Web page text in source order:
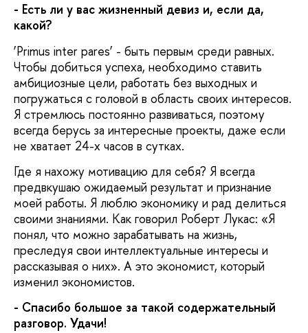
- Есть ли у вас жизненный девиз и, если да,
какой?
‘Primus inter pares’ - быть первым среди равных.
Чтобы добиться успеха, необходимо ставить
амбициозные цели, работать без выходных и
погружаться с головой в область своих интересов.
Я стремлюсь постоянно развиваться, поэтому
всегда берусь за интересные проекты, даже если
не хватает 24-х часов в сутках.
Где я нахожу мотивацию для себя? Я всегда
предвкушаю ожидаемый результат и признание
моей работы. Я люблю экономику и рад делиться
своими знаниями. Как говорил Роберт Лукас: «Я
понял, что можно зарабатывать на жизнь,
преследуя свои интеллектуальные интересы и
рассказывая о них». А это экономист, который
изменил экономистов.
- Спасибо большое за такой содержательный
разговор. Удачи!